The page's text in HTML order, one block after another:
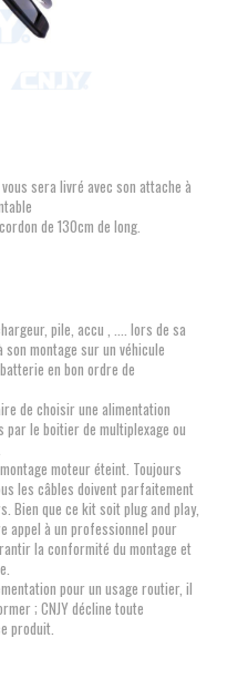
sera livré avec son attache à
de 130cm de long.
pile, accu , .... lors de sa
montage sur un véhicule
en bon ordre de
de choisir une alimentation
par le boitier de multiplexage ou
moteur éteint. Toujours
les câbles doivent parfaitement
Bien que ce kit soit plug and play,
appel à un professionnel pour
la conformité du montage et
pour un usage routier, il
; CNJY décline toute
produit.